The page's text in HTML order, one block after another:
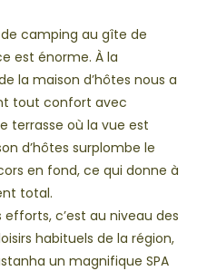
camping au gîte de
est énorme. À la
la maison d’hôtes nous a
tout confort avec
terrasse où la vue est
d’hôtes surplombe le
en fond, ce qui donne à
total.
c’est au niveau des
habituels de la région,
un magnifique SPA